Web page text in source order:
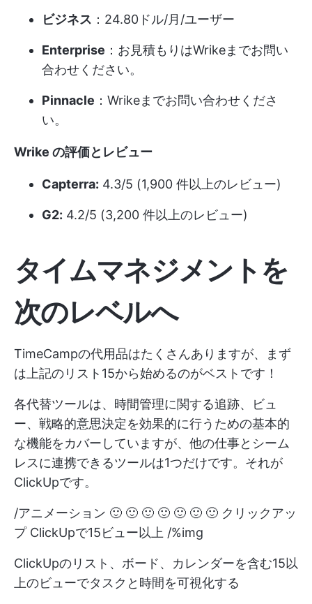
ビジネス ：24.80ドル/月/ユーザー
Enterprise ：お見積もりはWrikeまでお問い
合わせください。
Pinnacle ：Wrikeまでお問い合わせくださ
い。
Wrike の評価とレビュー
Capterra: 4.3/5 (1,900 件以上のレビュー)
G2: 4.2/5 (3,200 件以上のレビュー)
タイムマネジメントを
次のレベルへ
TimeCampの代用品はたくさんありますが、まず
は上記のリスト15から始めるのがベストです！
各代替ツールは、時間管理に関する追跡、ビュ
ー、戦略的意思決定を効果的に行うための基本的
な機能をカバーしていますが、他の仕事とシーム
レスに連携できるツールは1つだけです。それが
ClickUpです。
/アニメーション 🙂 🙂 🙂 🙂 🙂 🙂 🙂 クリックアッ
プ ClickUpで15ビュー以上 /%img
ClickUpのリスト、ボード、カレンダーを含む15以
上のビューでタスクと時間を可視化する